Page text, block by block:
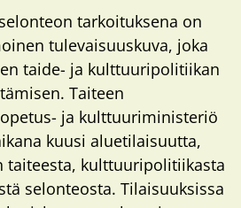
tarkoituksena on
tulevaisuuskuva, joka
taide- ja kulttuuripolitiikan
Taiteen
ja kulttuuriministeriö
kuusi aluetilaisuutta,
taiteesta, kulttuuripolitiikasta
selonteosta. Tilaisuuksissa